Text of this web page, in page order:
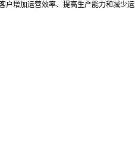
户增加运营效率、提高生产能力和减